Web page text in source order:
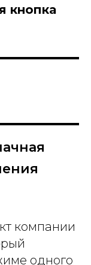
кнопка
компании
одного